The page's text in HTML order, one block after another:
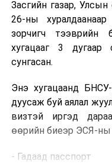
Засгийн газар,
26-ны
зорчигч тээврийн
хугацааг 3
сунгасан.
Энэ хугацаанд
дуусаж буй аялал
визтэй иргэд
өөрийн биеэр ЭСЯ-ны
- Гадаад пасспорт